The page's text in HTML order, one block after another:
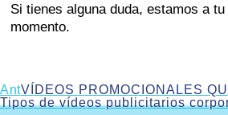
Si tienes alguna duda, estamos a
momento.
AntVÍDEOS PROMOCIONALES
Tipos de vídeos publicitarios